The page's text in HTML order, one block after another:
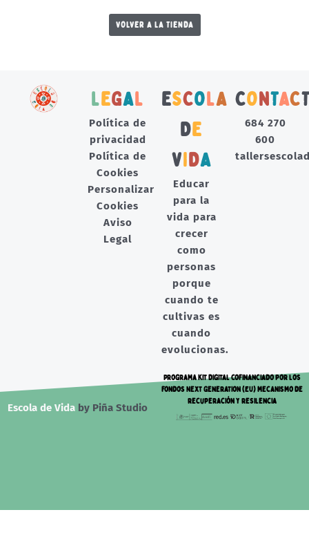
VOLVER A LA TIENDA
LEGAL
Política de
privacidad
Política de
Cookies
Personalizar
Cookies
Aviso
Legal
ESCOLA
DE
VIDA
Educar
para la
vida para
crecer
como
personas
porque
cuando te
cultivas es
cuando
evolucionas.
CONTAC
684 270
600
Escola de Vida by Piña Studio
Programa Kit Digital cofinanciado por los
fondos Next Generation (EU) mecanismo de
recuperación y resilencia